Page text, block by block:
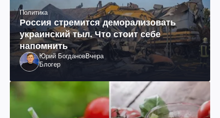
Политика
Россия стремится деморализовать
украинский тыл. Что стоит себе
напомнить
Юрий БогдановВчера
Блогер